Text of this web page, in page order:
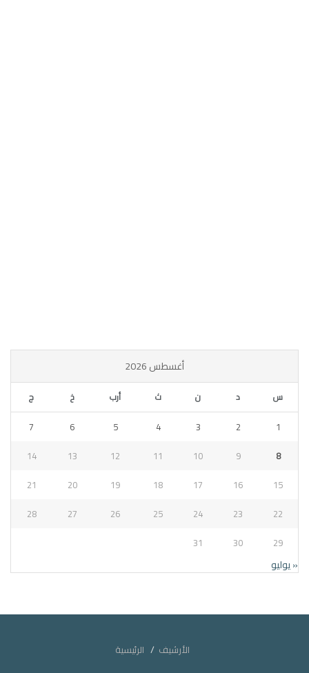
أغسطس 2026
س د ن ث أرب خ ج
1
2
3
4
5
6
7
8
9
10
11
12
13
14
15
16
17
18
19
20
21
22
23
24
25
26
27
28
29
30
31
« يوليو
الأرشيف الرئيسية